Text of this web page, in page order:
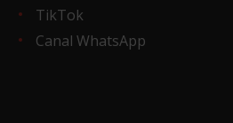
TikTok
Canal WhatsApp